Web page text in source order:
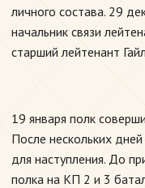
личного состава. 29
начальник связи
старший лейтенант
19 января полк
После нескольких
для наступления. До
полка на КП 2 и 3